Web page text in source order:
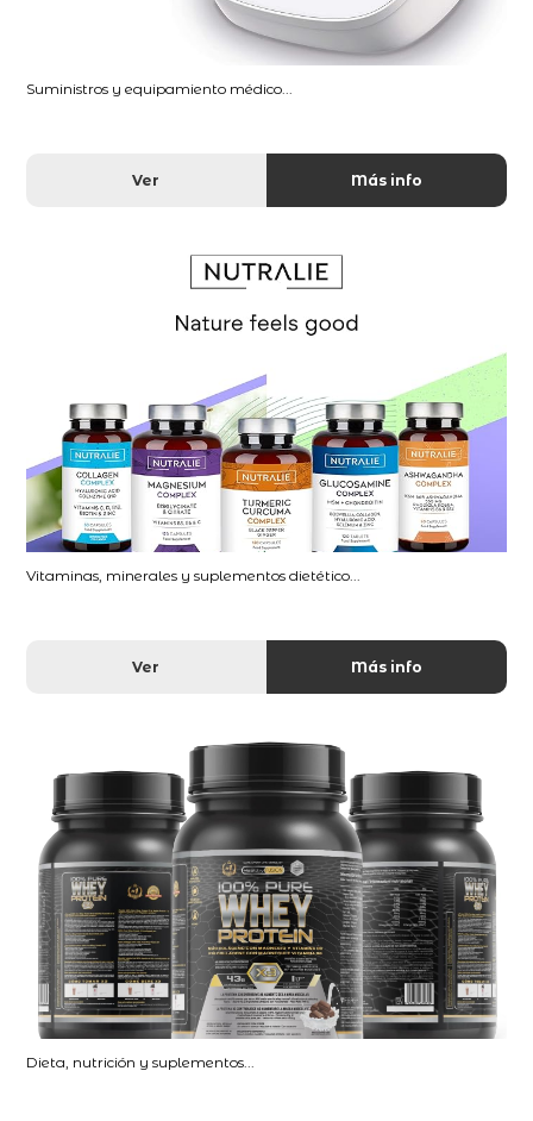
Suministros y equipamiento médico...
Ver Más info
Vitaminas, minerales y suplementos dietético...
Ver Más info
Dieta, nutrición y suplementos...